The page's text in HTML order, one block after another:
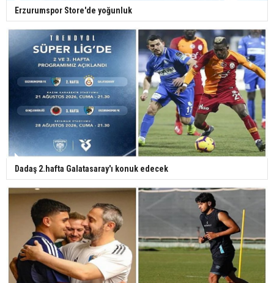
Erzurumspor Store'de yoğunluk
Dadaş 2.hafta Galatasaray'ı konuk edecek